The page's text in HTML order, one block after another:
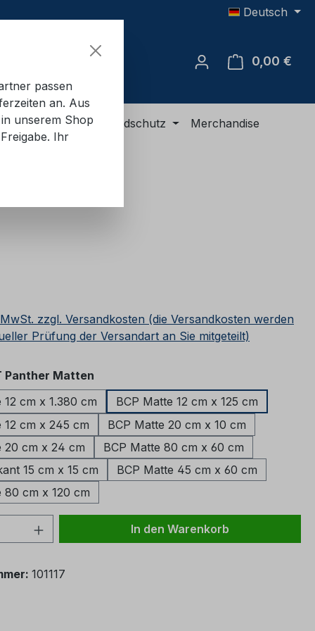
Deutsch
0,00 €
Ausrüstung Brandschutz
Merchandise
zzgl. Versandkosten (die Versandkosten werden
Prüfung der Versandart an Sie mitgeteilt)
Panther Matten
12 cm x 1.380 cm
BCP Matte 12 cm x 125 cm
12 cm x 245 cm
BCP Matte 20 cm x 10 cm
20 cm x 24 cm
BCP Matte 80 cm x 60 cm
15 cm x 15 cm
BCP Matte 45 cm x 60 cm
80 cm x 120 cm
Anzahl: Gib den gewünschten Wert
In den Warenkorb
101117
passen
an. Aus
unserem Shop
Ihr